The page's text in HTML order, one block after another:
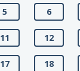
5 6
11 12
17 18